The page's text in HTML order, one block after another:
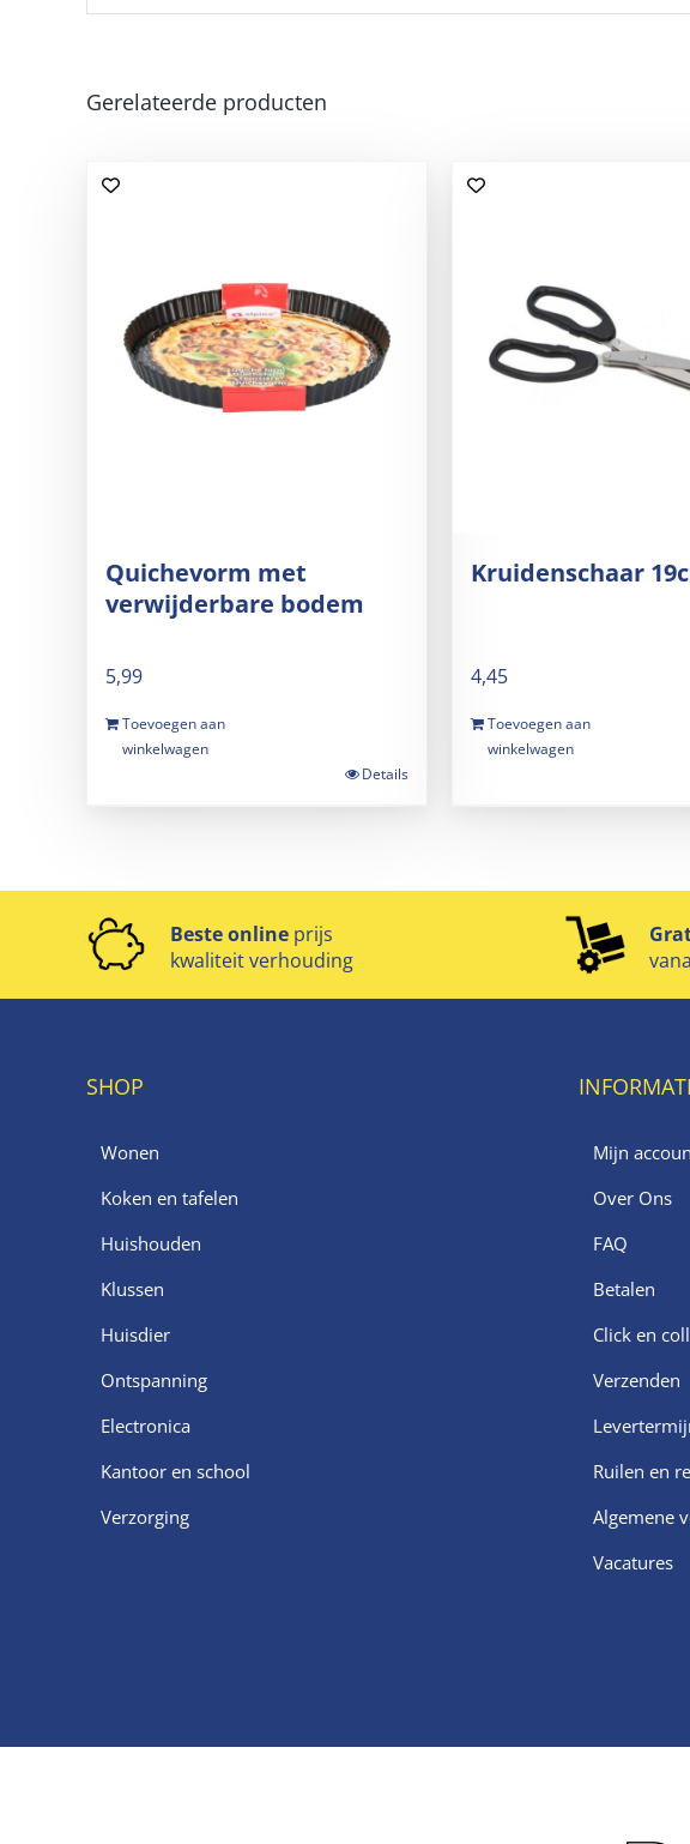
Gerelateerde producten
Quichevorm met
verwijderbare bodem
5,99
Toevoegen aan
winkelwagen
Details
Kruidenschaar
4,45
Toevoegen aan
winkelwagen
Beste online prijs
kwaliteit verhouding
SHOP
Wonen
Koken en tafelen
Huishouden
Klussen
Huisdier
Ontspanning
Electronica
Kantoor en school
Verzorging
Mijn
Over Ons
FAQ
Betalen
Click en
Verzenden
Ruilen en
Algemene
Vacatures